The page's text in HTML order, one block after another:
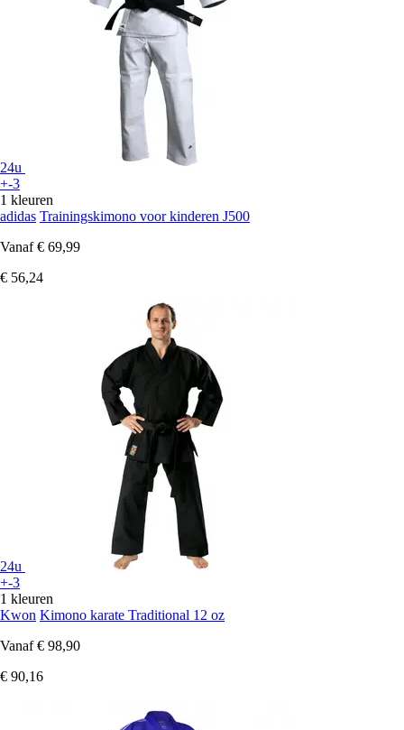
24u
+-3
1 kleuren
adidas Trainingskimono voor kinderen J500
Vanaf € 69,99
€ 56,24
24u
+-3
1 kleuren
Kwon Kimono karate Traditional 12 oz
Vanaf € 98,90
€ 90,16